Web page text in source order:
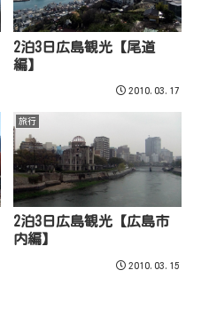
2泊3日広島観光【尾道
編】
2010.03.17
旅行
2泊3日広島観光【広島市
内編】
2010.03.15